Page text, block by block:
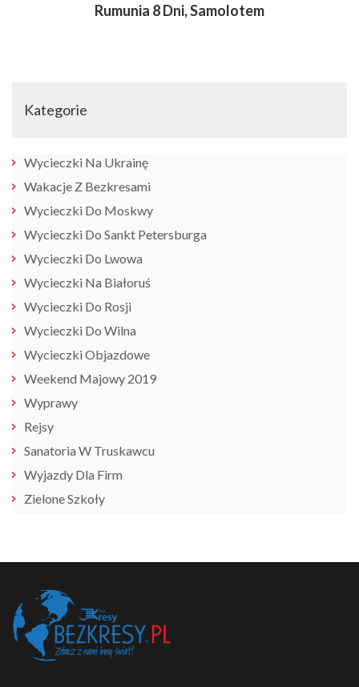
Rumunia 8 Dni, Samolotem
Kategorie
Wycieczki Na Ukrainę
Wakacje Z Bezkresami
Wycieczki Do Moskwy
Wycieczki Do Sankt Petersburga
Wycieczki Do Lwowa
Wycieczki Na Białoruś
Wycieczki Do Rosji
Wycieczki Do Wilna
Wycieczki Objazdowe
Weekend Majowy 2019
Wyprawy
Rejsy
Sanatoria W Truskawcu
Wyjazdy Dla Firm
Zielone Szkoły